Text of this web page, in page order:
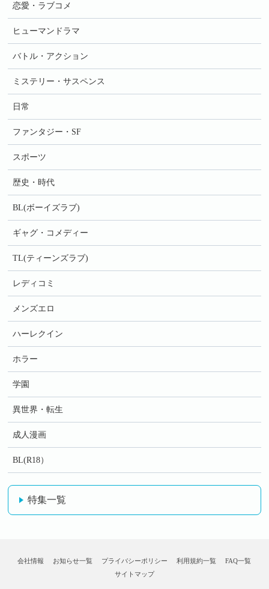
恋愛・ラブコメ
ヒューマンドラマ
バトル・アクション
ミステリー・サスペンス
日常
ファンタジー・SF
スポーツ
歴史・時代
BL(ボーイズラブ)
ギャグ・コメディー
TL(ティーンズラブ)
レディコミ
メンズエロ
ハーレクイン
ホラー
学園
異世界・転生
成人漫画
BL(R18）
特集一覧
会社情報 お知らせ一覧 プライバシーポリシー 利用規約一覧
FAQ一覧
サイトマップ